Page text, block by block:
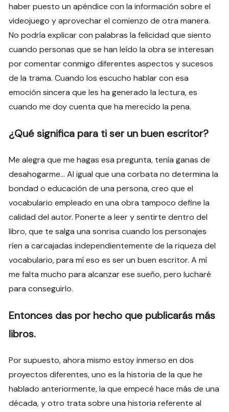
haber puesto un apéndice con la información sobre el
videojuego y aprovechar el comienzo de otra manera.
No podría explicar con palabras la felicidad que siento
cuando personas que se han leído la obra se interesan
por comentar conmigo diferentes aspectos y sucesos
de la trama. Cuando los escucho hablar con esa
emoción sincera que les ha generado la lectura, es
cuando me doy cuenta que ha merecido la pena.
¿Qué significa para ti ser un buen escritor?
Me alegra que me hagas esa pregunta, tenía ganas de
desahogarme… Al igual que una corbata no determina la
bondad o educación de una persona, creo que el
vocabulario empleado en una obra tampoco define la
calidad del autor. Ponerte a leer y sentirte dentro del
libro, que te salga una sonrisa cuando los personajes
ríen a carcajadas independientemente de la riqueza del
vocabulario, para mí eso es ser un buen escritor. A mí
me falta mucho para alcanzar ese sueño, pero lucharé
para conseguirlo.
Entonces das por hecho que publicarás más
libros.
Por supuesto, ahora mismo estoy inmerso en dos
proyectos diferentes, uno es la historia de la que he
hablado anteriormente, la que empecé hace más de una
década, y otro trata sobre una historia referente al